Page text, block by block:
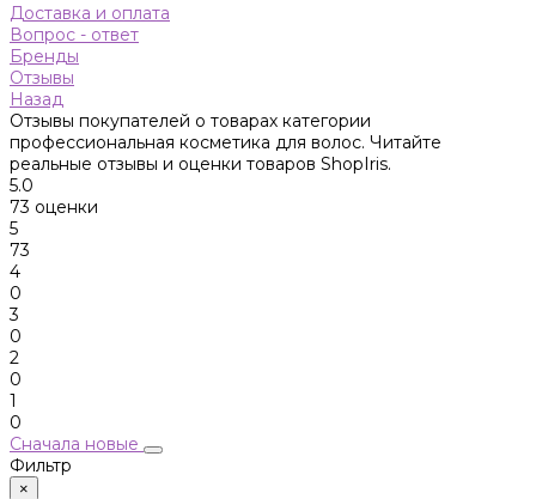
Доставка и оплата
Вопрос - ответ
Бренды
Отзывы
Назад
Отзывы покупателей о товарах категории
профессиональная косметика для волос. Читайте
реальные отзывы и оценки товаров ShopIris.
5.0
73 оценки
5
73
4
0
3
0
2
0
1
0
Сначала новые
Фильтр
×